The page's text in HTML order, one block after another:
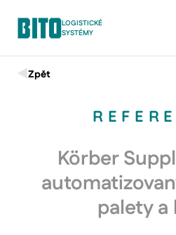
LOGISTICKÉ
SYSTÉMY
Zpět
Körber
palety a